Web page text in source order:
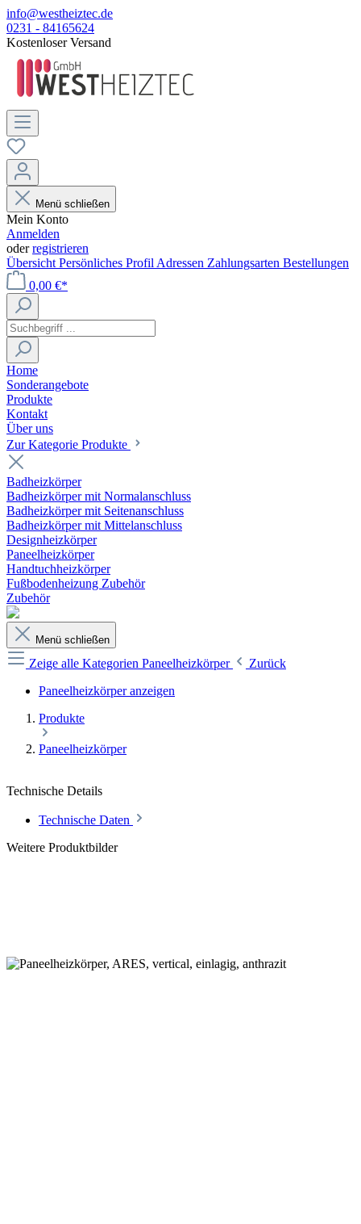
info@westheiztec.de
0231 - 84165624
Kostenloser Versand
Menü schließen
Mein Konto
Anmelden
oderregistrieren
Übersicht Persönliches Profil Adressen Zahlungsarten Bestellungen
0,00 €*
Home
Sonderangebote
Produkte
Kontakt
Über uns
Zur Kategorie Produkte
Badheizkörper
Badheizkörper mit Normalanschluss
Badheizkörper mit Seitenanschluss
Badheizkörper mit Mittelanschluss
Designheizkörper
Paneelheizkörper
Handtuchheizkörper
Fußbodenheizung Zubehör
Zubehör
Menü schließen
Zeige alle Kategorien Paneelheizkörper
Zurück
Paneelheizkörper anzeigen
Produkte
Paneelheizkörper
Technische Details
Technische Daten
Weitere Produktbilder